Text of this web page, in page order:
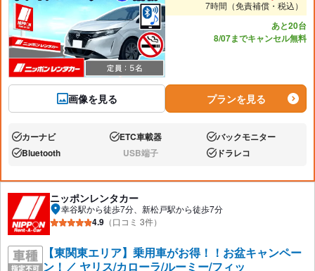
画像を見る
7時間（免責補償・税込）
あと20台
8/07までキャンセル無料
プランを見る
あり:カーナビ あり:ETC車載器 あり:バックモニター
あり:Bluetooth なし:USB端子 あり:ドラレコ
ニッポンレンタカー
幸谷駅から徒歩7分、新松戸駅から徒歩7分
4.9 （口コミ 3件）
【東関東エリア】乗用車がお得！！お盆キャンペー
ン！／ ヤリス/カローラ/ルーミー/フィッ